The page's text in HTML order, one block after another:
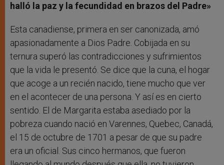
halló la paz y la fecundidad en brazos del Padre»
Esta canadiense, primera en ser canonizada, amó
apasionadamente a Dios Padre. Cobijada en su
ternura superó las contradicciones y sufrimientos
que la vida le presentó. Se dice que la cuna, el hogar
que acoge a un recién nacido, tiene mucho que ver
en el acontecer de una persona. Y así es en cierto
sentido. El de Margarita estaba asediado por la
pobreza cuando nació en Varennes, Quebec, Canadá,
el 15 de octubre de 1701 a pesar de que su padre
era un oficial. Sus cinco hermanos, que fueron